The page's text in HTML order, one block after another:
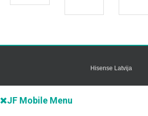
Hisense Latvija
JF Mobile Menu